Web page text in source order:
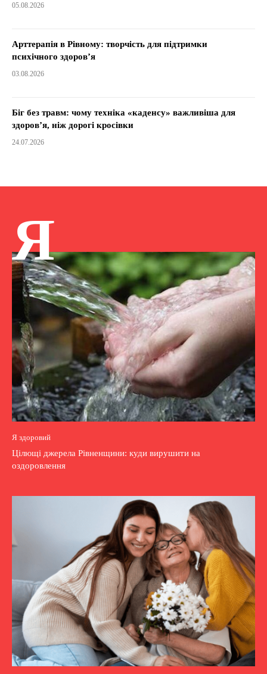
05.08.2026
Арттерапія в Рівному: творчість для підтримки
психічного здоров’я
03.08.2026
Біг без травм: чому техніка «каденсу» важливіша для
здоров’я, ніж дорогі кросівки
24.07.2026
Я
Я здоровий
Цілющі джерела Рівненщини: куди вирушити на
оздоровлення